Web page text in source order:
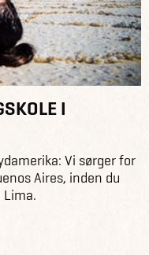
I
Vi sørger for
Aires, inden du